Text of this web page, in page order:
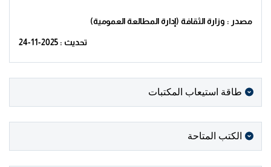
مصدر : وزارة الثقافة (إدارة المطالعة العمومية)
تحديث : 2025-11-24
طاقة استيعاب المكتبات
الكتب المتاحة